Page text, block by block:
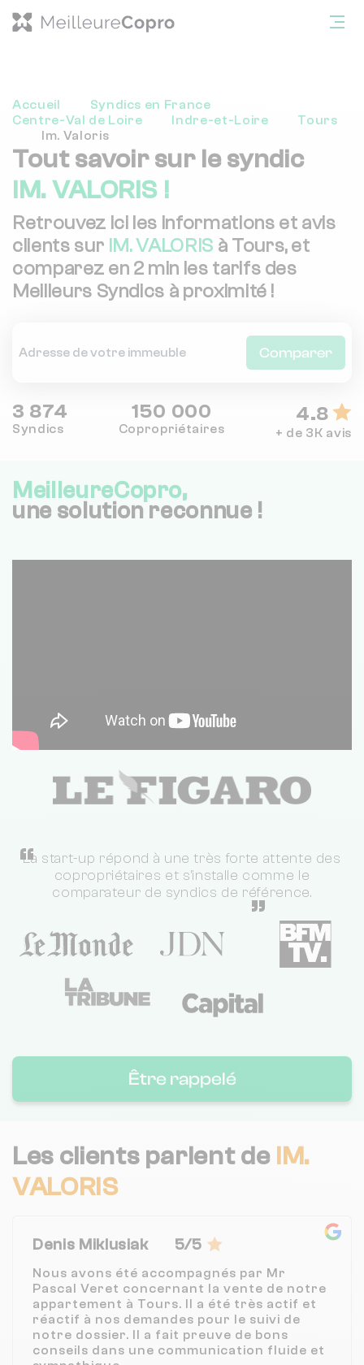
Accueil
Syndics en France
Centre-Val de Loire
Indre-et-Loire
Tours
Im. Valoris
Tout savoir sur le syndic
IM. VALORIS !
Retrouvez ici les informations et avis
clients sur IM. VALORIS à Tours, et
comparez en 2 min les tarifs des
Meilleurs Syndics à proximité !
Comparer
3 874
Syndics
150 000
Copropriétaires
4.8
+ de 3K avis
MeilleureCopro,
une solution reconnue !
“
La start-up répond à une très forte attente des
copropriétaires et s'installe comme le
comparateur de syndics de référence.
”
Être rappelé
Les clients parlent de IM.
VALORIS
Denis Miklusiak 5/5
Nous avons été accompagnés par Mr
Pascal Veret concernant la vente de notre
appartement à Tours. Il a été très actif et
réactif à nos demandes pour le suivi de
notre dossier. Il a fait preuve de bons
conseils dans une communication fluide et